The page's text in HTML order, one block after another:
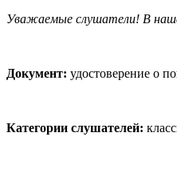
Уважаемые слушатели! В
Документ: удостоверение о
Категории слушателей: